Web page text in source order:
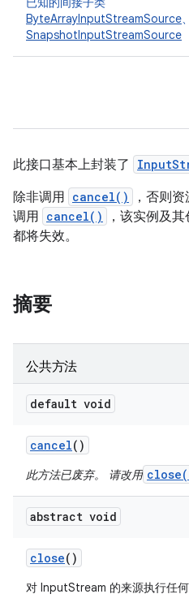
ByteArrayInputStreamSource、
SnapshotInputStreamSource
此接口基本上封装了
除非调用 cancel()
，否则
调用 cancel() ，该实例及
都将失效。
摘要
公共方法
default void
cancel()
此方法已废弃。 请改用
abstract void
close()
对 InputStream 的来源执行任何